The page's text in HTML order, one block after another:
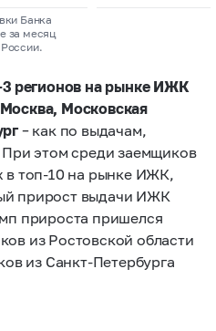
Банка
за месяц
3 регионов на рынке ИЖК
Московская
– как по выдачам,
этом среди заемщиков
в топ-10 на рынке ИЖК,
прирост выдачи ИЖК
прироста пришелся
из Ростовской области
из Санкт-Петербурга